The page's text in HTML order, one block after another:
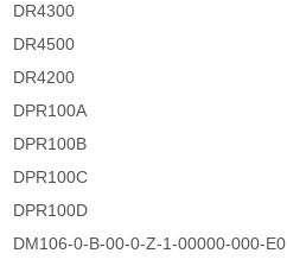
DR4300
DR4500
DR4200
DPR100A
DPR100B
DPR100C
DPR100D
DM106-0-B-00-0-Z-1-00000-000-E0